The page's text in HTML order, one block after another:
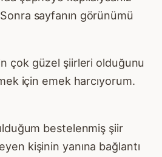
sayfanın görünümü
çok güzel şiirleri olduğunu
için emek harcıyorum.
bestelenmiş şiir
kişinin yanına bağlantı